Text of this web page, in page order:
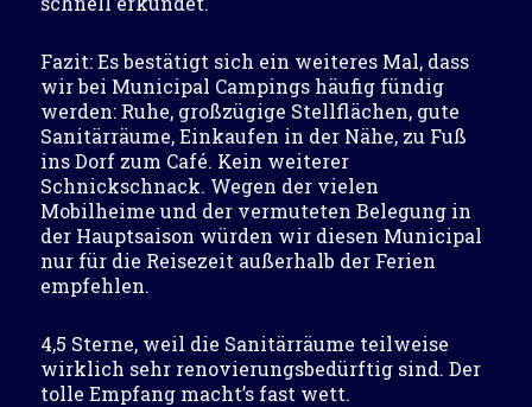
Fazit: Es bestätigt sich ein weiteres Mal, dass
wir bei Municipal Campings häufig fündig
werden: Ruhe, großzügige Stellflächen, gute
Sanitärräume, Einkaufen in der Nähe, zu Fuß
ins Dorf zum Café. Kein weiterer
Schnickschnack. Wegen der vielen
Mobilheime und der vermuteten Belegung in
der Hauptsaison würden wir diesen Municipal
nur für die Reisezeit außerhalb der Ferien
empfehlen.
4,5 Sterne, weil die Sanitärräume teilweise
wirklich sehr renovierungsbedürftig sind. Der
tolle Empfang macht’s fast wett.